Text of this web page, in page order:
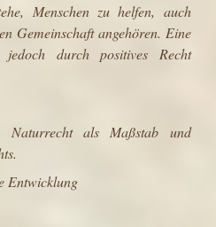
Menschen zu helfen, auch
Gemeinschaft angehören. Eine
durch positives Recht
Naturrecht als Maßstab und
Entwicklung